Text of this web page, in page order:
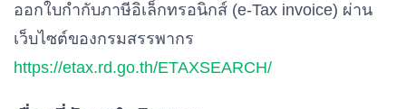
ออกใบกำกับภาษีอิเล็กทรอนิกส์ (e-Tax invoice) ผ่าน
เว็บไซต์ของกรมสรรพากร
https://etax.rd.go.th/ETAXSEARCH/